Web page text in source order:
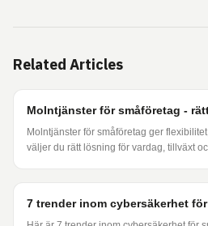
Related Articles
Molntjänster för småföretag -
Molntjänster för småföretag ger
väljer du rätt lösning för vardag, tillväxt
7 trender inom cybersäkerhet